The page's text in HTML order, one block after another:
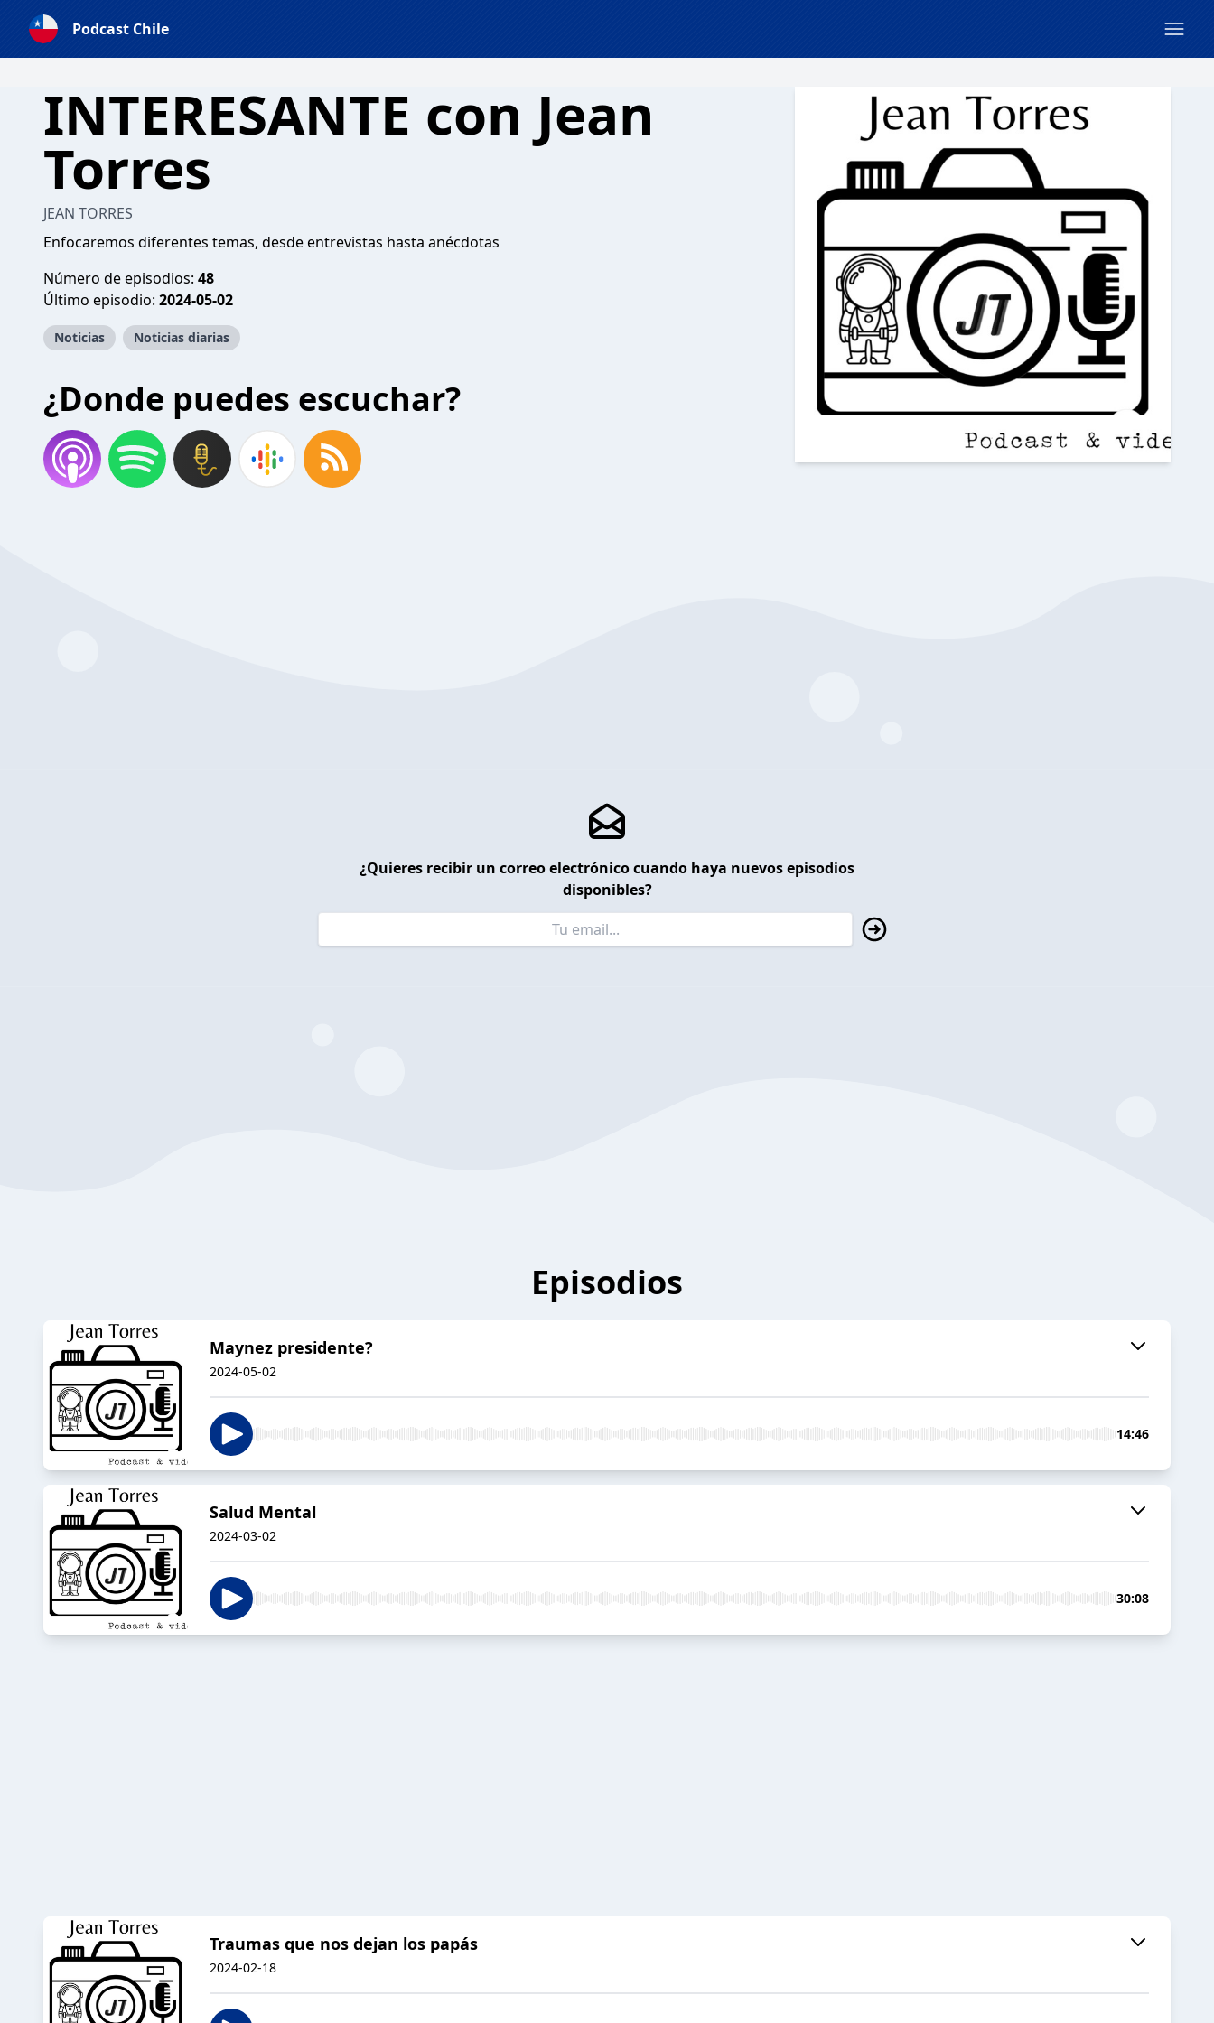
Podcast Chile
INTERESANTE con Jean
Torres
JEAN TORRES
Enfocaremos diferentes temas, desde entrevistas hasta anécdotas
Número de episodios: 48
Último episodio: 2024-05-02
Noticias Noticias diarias
¿Donde puedes escuchar?
¿Quieres recibir un correo electrónico cuando haya nuevos episodios
disponibles?
Episodios
Maynez presidente?
2024-05-02
14:46
Salud Mental
2024-03-02
30:08
Traumas que nos dejan los papás
2024-02-18